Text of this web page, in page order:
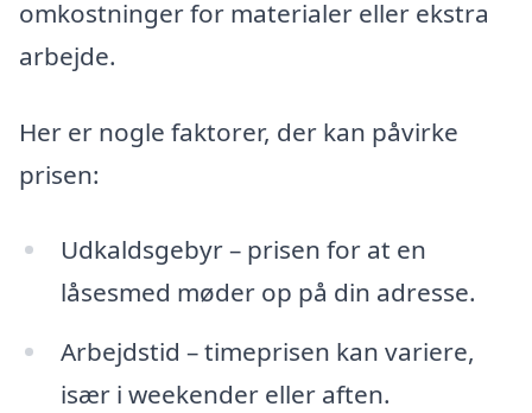
omkostninger for materialer eller ekstra
arbejde.
Her er nogle faktorer, der kan påvirke
prisen:
Udkaldsgebyr – prisen for at en
låsesmed møder op på din adresse.
Arbejdstid – timeprisen kan variere,
især i weekender eller aften.